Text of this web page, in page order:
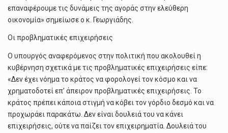
επαναφέρουμε τις δυνάμεις της αγοράς στην ελεύθερη
οικονομία» σημείωσε ο κ. Γεωργιάδης.
Οι προβληματικές επιχειρήσεις
Ο υπουργός αναφερόμενος στην πολιτική που ακολουθεί η
κυβέρνηση σχετικά με τις προβληματικές επιχειρήσεις είπε:
«Δεν έχει νόημα το κράτος να φορολογεί τον κόσμο και να
χρηματοδοτεί επ’ άπειρον προβληματικές επιχειρήσεις. Το
κράτος πρέπει κάποια στιγμή να κόβει τον γόρδιο δεσμό και να
προχωράει παρακάτω. Δεν είναι δουλειά του να κάνει
επιχειρήσεις, ούτε να παίζει τον επιχειρηματία. Δουλειά του